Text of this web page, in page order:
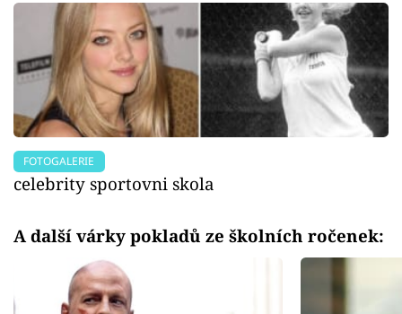
FOTOGALERIE
celebrity sportovni skola
A další várky pokladů ze školních ročenek: